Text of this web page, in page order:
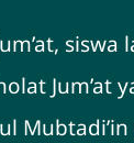
Jum’at